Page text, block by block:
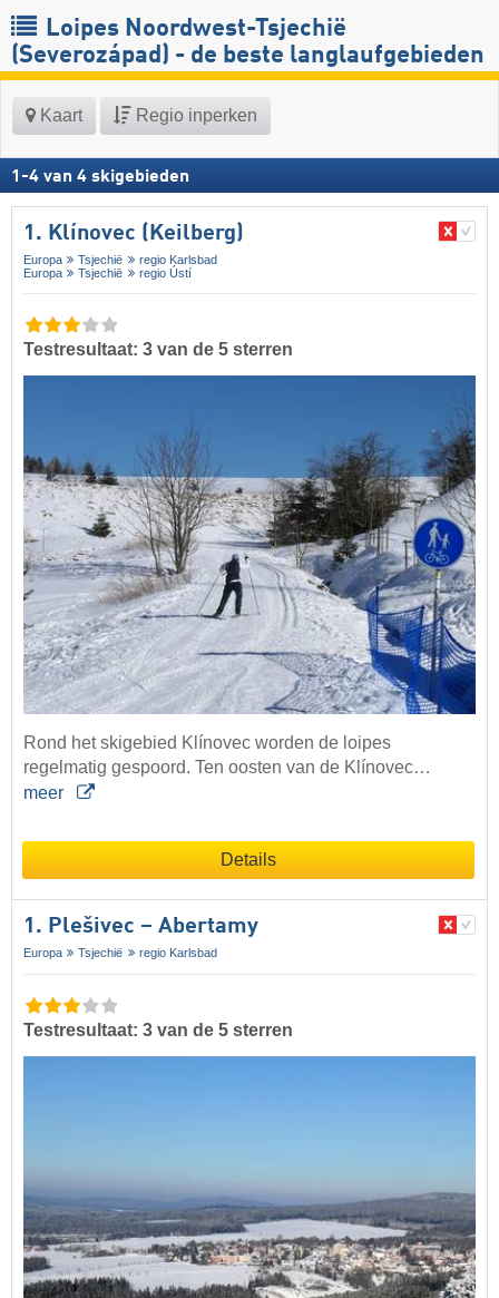
Loipes Noordwest-Tsjechië
(Severozápad) - de beste langlaufgebieden
Kaart Regio inperken
1 -4 van 4 skigebieden
1. Klínovec (Keilberg)
Europa Tsjechië
regio Karlsbad
Europa
Tsjechië regio Ústí
Testresultaat: 3 van de 5 sterren
Rond het skigebied Klínovec worden de loipes
regelmatig gespoord. Ten oosten van de Klínovec…
meer
Details
1. Plešivec – Abertamy
Europa Tsjechië regio Karlsbad
Testresultaat: 3 van de 5 sterren